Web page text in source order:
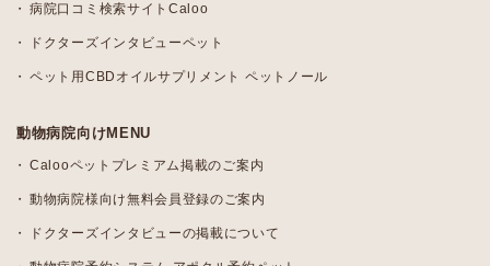
病院口コミ検索サイトCaloo
ドクターズインタビューペット
ペット用CBDオイルサプリメント ペットノール
動物病院向けMENU
Calooペットプレミアム掲載のご案内
動物病院様向け無料会員登録のご案内
ドクターズインタビューの掲載について